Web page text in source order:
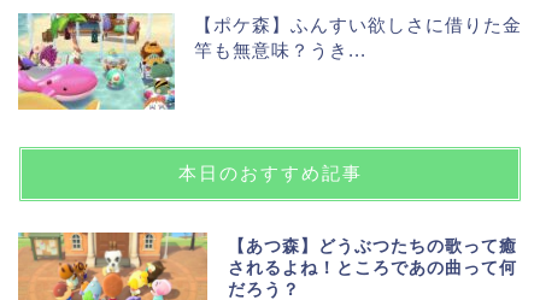
【ポケ森】ふんすい欲しさに借りた金
竿も無意味？うき...
本日のおすすめ記事
【あつ森】どうぶつたちの歌って癒
されるよね！ところであの曲って何
だろう？